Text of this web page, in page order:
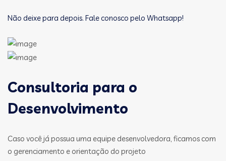
Não deixe para depois. Fale conosco pelo Whatsapp!
Consultoria para o
Desenvolvimento
Caso você já possua uma equipe desenvolvedora, ficamos com
o gerenciamento e orientação do projeto